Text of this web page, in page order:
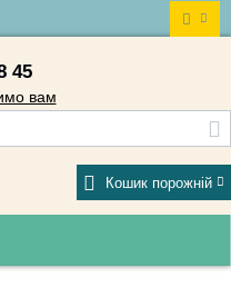
45
вам
Кошик порожній